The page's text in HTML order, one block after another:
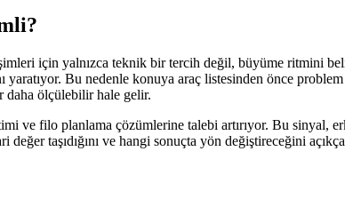
için yalnızca teknik bir tercih değil, büyüme ritmini
Bu nedenle konuya araç listesinden önce
daha ölçülebilir hale gelir.
ve filo planlama çözümlerine talebi artırıyor. Bu sinyal,
taşıdığını ve hangi sonuçta yön değiştireceğini